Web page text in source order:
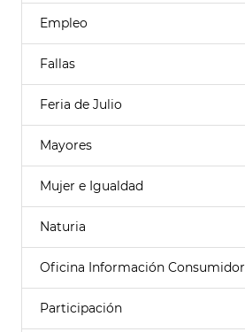
Empleo
Fallas
Feria de Julio
Mayores
Mujer e Igualdad
Naturia
Oficina Información Consumidor
Participación